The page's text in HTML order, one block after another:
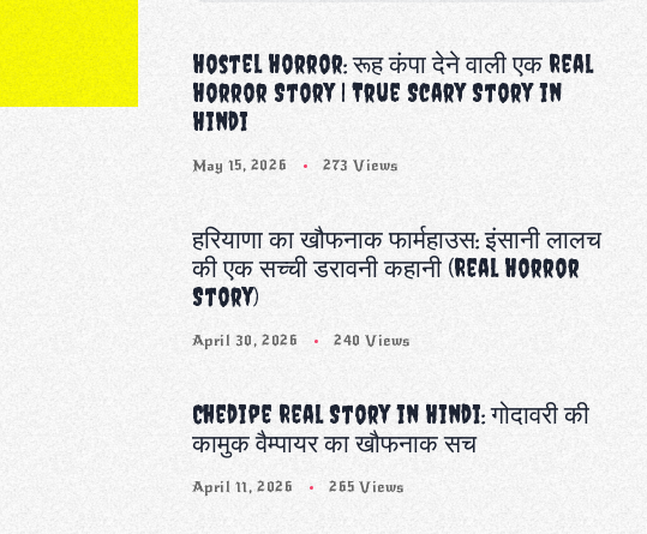
Hostel Horror: रूह कंपा देने वाली एक Real
Horror Story | True Scary Story in
Hindi
May 15, 2026 273 Views
हरियाणा का खौफनाक फार्महाउस: इंसानी लालच
की एक सच्ची डरावनी कहानी (Real Horror
Story)
April 30, 2026 240 Views
Chedipe Real Story in Hindi: गोदावरी की
कामुक वैम्पायर का खौफनाक सच
April 11, 2026 265 Views